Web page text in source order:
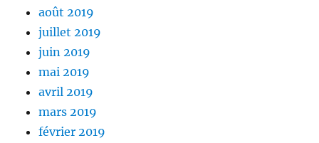
août 2019
juillet 2019
juin 2019
mai 2019
avril 2019
mars 2019
février 2019